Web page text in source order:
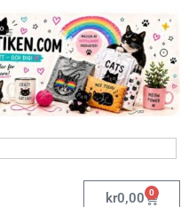
kr0,00 0